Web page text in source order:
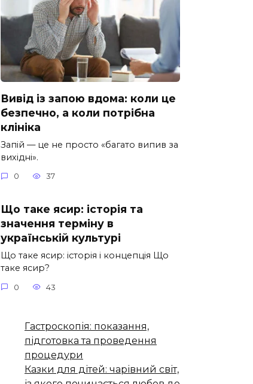
Вивід із запою вдома: коли це
безпечно, а коли потрібна
клініка
Запій — це не просто «багато випив за
вихідні».
0 37
Що таке ясир: історія та
значення терміну в
українській культурі
Що таке ясир: історія і концепція Що
таке ясир?
0 43
Гастроскопія: показання,
підготовка та проведення
процедури
Казки для дітей: чарівний світ,